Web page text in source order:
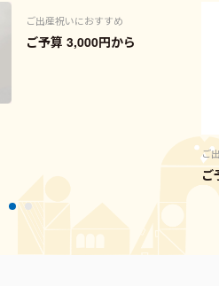
ご出産祝いにおすすめ
ご予算 3,000円から
ご
ご